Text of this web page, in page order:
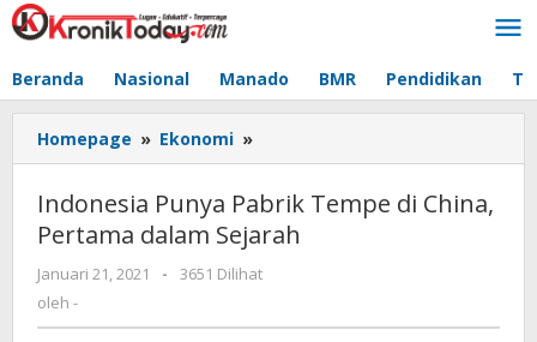
Lewati
ke
Beranda Nasional Manado BMR Pendidikan
Homepage » Ekonomi »
Punya
Pabrik
Tempe
di
China,
Indonesia Punya Pabrik Tempe di China,
Pertama dalam Sejarah
Januari 21, 2021
oleh
-
3651 Dilihat
oleh -